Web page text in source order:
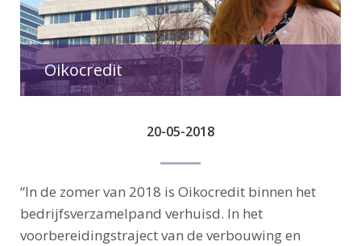
Oikocredit
20-05-2018
“In de zomer van 2018 is Oikocredit binnen het
bedrijfsverzamelpand verhuisd. In het
voorbereidingstraject van de verbouwing en